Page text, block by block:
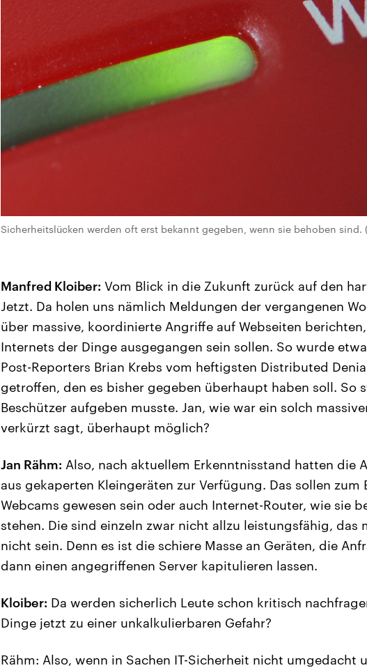
Sicherheitslücken werden oft erst bekannt gegeben, wenn sie behoben
Manfred Kloiber: Vom Blick in die Zukunft zurück auf den
Jetzt. Da holen uns nämlich Meldungen der vergangenen
über massive, koordinierte Angriffe auf Webseiten
Internets der Dinge ausgegangen sein sollen. So wurde
Post-Reporters Brian Krebs vom heftigsten Distributed
getroffen, den es bisher gegeben überhaupt haben soll. So
Beschützer aufgeben musste. Jan, wie war ein solch
verkürzt sagt, überhaupt möglich?
Jan Rähm: Also, nach aktuellem Erkenntnisstand hatten die
aus gekaperten Kleingeräten zur Verfügung. Das sollen
Webcams gewesen sein oder auch Internet-Router, wie sie
stehen. Die sind einzeln zwar nicht allzu leistungsfähig, das
nicht sein. Denn es ist die schiere Masse an Geräten, die
dann einen angegriffenen Server kapitulieren lassen.
Kloiber: Da werden sicherlich Leute schon kritisch
Dinge jetzt zu einer unkalkulierbaren Gefahr?
Rähm: Also, wenn in Sachen IT-Sicherheit nicht umgedacht